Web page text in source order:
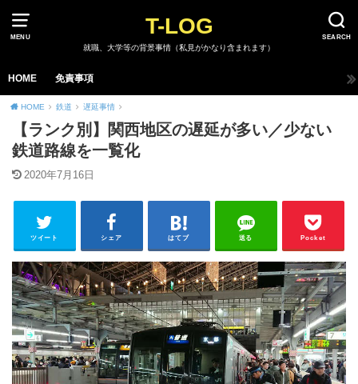
MENU SEARCH
T-LOG
就職、大学等の背景事情（私見がかなり含まれます）
HOME 免責事項
HOME 鉄道 遅延事情
【ランク別】関西地区の遅延が多い／少ない
鉄道路線を一覧化
2020年7月16日
ツイート シェア はてブ 送る Pocket